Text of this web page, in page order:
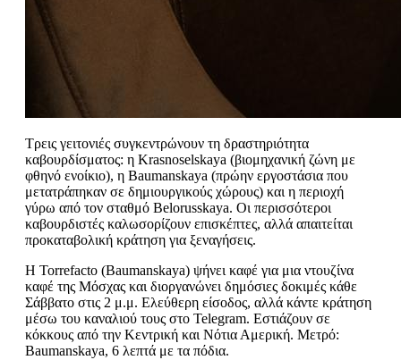
Τρεις γειτονιές συγκεντρώνουν τη δραστηριότητα
καβουρδίσματος: η Krasnoselskaya (βιομηχανική ζώνη με
φθηνό ενοίκιο), η Baumanskaya (πρώην εργοστάσια που
μετατράπηκαν σε δημιουργικούς χώρους) και η περιοχή
γύρω από τον σταθμό Belorusskaya. Οι περισσότεροι
καβουρδιστές καλωσορίζουν επισκέπτες, αλλά απαιτείται
προκαταβολική κράτηση για ξεναγήσεις.
Η Torrefacto (Baumanskaya) ψήνει καφέ για μια ντουζίνα
καφέ της Μόσχας και διοργανώνει δημόσιες δοκιμές κάθε
Σάββατο στις 2 μ.μ. Ελεύθερη είσοδος, αλλά κάντε κράτηση
μέσω του καναλιού τους στο Telegram. Εστιάζουν σε
κόκκους από την Κεντρική και Νότια Αμερική. Μετρό:
Baumanskaya, 6 λεπτά με τα πόδια.